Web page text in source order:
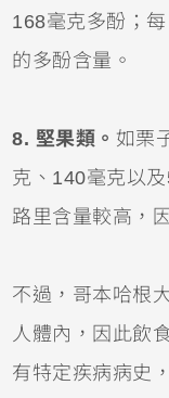
168毫克多酚；
的多酚含量。
8. 堅果類。 如栗
克、140毫克以
路里含量較高，
不過，哥本哈根
人體內，因此飲
有特定疾病病史